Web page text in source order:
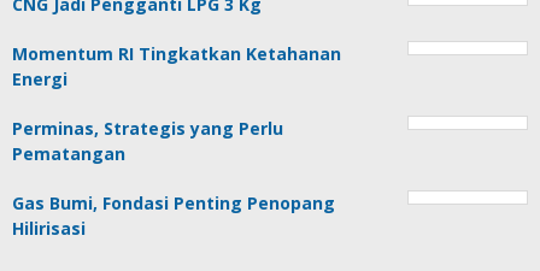
Momentum RI Tingkatkan Ketahanan
Energi
Perminas, Strategis yang Perlu
Pematangan
Gas Bumi, Fondasi Penting Penopang
Hilirisasi